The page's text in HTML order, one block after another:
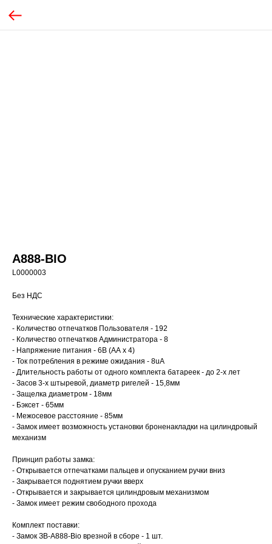
А888-BIO
L0000003
Без НДС
Технические характеристики:
- Количество отпечатков Пользователя - 192
- Количество отпечатков Администратора - 8
- Напряжение питания - 6В (АА х 4)
- Ток потребления в режиме ожидания - 8uA
- Длительность работы от одного комплекта батареек - до 2-х лет
- Засов 3-х штыревой, диаметр ригелей - 15,8мм
- Защелка диаметром - 18мм
- Бэксет - 65мм
- Межосевое расстояние - 85мм
- Замок имеет возможность установки броненакладки на цилиндровый
механизм
Принцип работы замка:
- Открывается отпечатками пальцев и опусканием ручки вниз
- Закрывается поднятием ручки вверх
- Открывается и закрывается цилиндровым механизмом
- Замок имеет режим свободного прохода
Комплект поставки:
- Замок ЗВ-А888-Bio врезной в сборе - 1 шт.